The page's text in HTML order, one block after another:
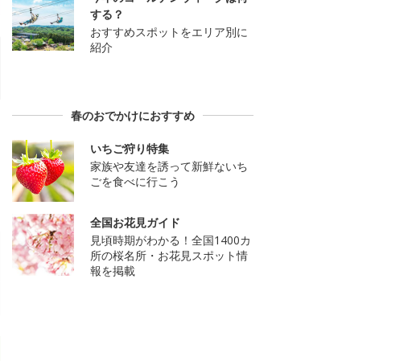
する？
おすすめスポットをエリア別に
紹介
春のおでかけにおすすめ
いちご狩り特集
家族や友達を誘って新鮮ないち
ごを食べに行こう
全国お花見ガイド
見頃時期がわかる！全国1400カ
所の桜名所・お花見スポット情
報を掲載